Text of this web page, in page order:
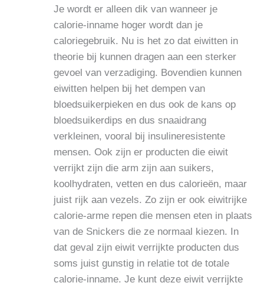
Je wordt er alleen dik van wanneer je
calorie-inname hoger wordt dan je
caloriegebruik. Nu is het zo dat eiwitten in
theorie bij kunnen dragen aan een sterker
gevoel van verzadiging. Bovendien kunnen
eiwitten helpen bij het dempen van
bloedsuikerpieken en dus ook de kans op
bloedsuikerdips en dus snaaidrang
verkleinen, vooral bij insulineresistente
mensen. Ook zijn er producten die eiwit
verrijkt zijn die arm zijn aan suikers,
koolhydraten, vetten en dus calorieën, maar
juist rijk aan vezels. Zo zijn er ook eiwitrijke
calorie-arme repen die mensen eten in plaats
van de Snickers die ze normaal kiezen. In
dat geval zijn eiwit verrijkte producten dus
soms juist gunstig in relatie tot de totale
calorie-inname. Je kunt deze eiwit verrijkte